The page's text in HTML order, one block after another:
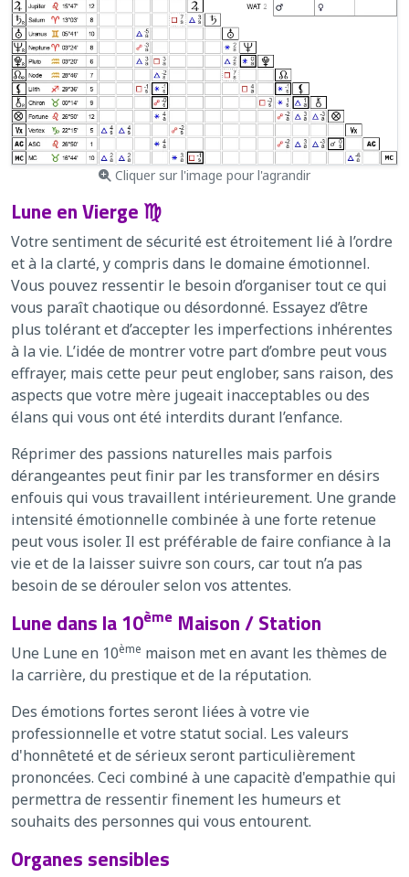
Cliquer sur l'image pour l'agrandir
Lune en Vierge ♍
Votre sentiment de sécurité est étroitement lié à l’ordre
et à la clarté, y compris dans le domaine émotionnel.
Vous pouvez ressentir le besoin d’organiser tout ce qui
vous paraît chaotique ou désordonné. Essayez d’être
plus tolérant et d’accepter les imperfections inhérentes
à la vie. L’idée de montrer votre part d’ombre peut vous
effrayer, mais cette peur peut englober, sans raison, des
aspects que votre mère jugeait inacceptables ou des
élans qui vous ont été interdits durant l’enfance.
Réprimer des passions naturelles mais parfois
dérangeantes peut finir par les transformer en désirs
enfouis qui vous travaillent intérieurement. Une grande
intensité émotionnelle combinée à une forte retenue
peut vous isoler. Il est préférable de faire confiance à la
vie et de la laisser suivre son cours, car tout n’a pas
besoin de se dérouler selon vos attentes.
Lune dans la 10ème Maison / Station
Une Lune en 10ème maison met en avant les thèmes de
la carrière, du prestique et de la réputation.
Des émotions fortes seront liées à votre vie
professionnelle et votre statut social. Les valeurs
d'honnêteté et de sérieux seront particulièrement
prononcées. Ceci combiné à une capacitè d'empathie qui
permettra de ressentir finement les humeurs et
souhaits des personnes qui vous entourent.
Organes sensibles